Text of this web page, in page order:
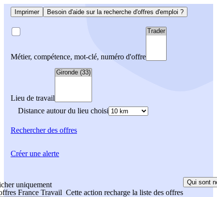
Imprimer Besoin d'aide sur la recherche d'offres d'emploi ?
Métier, compétence, mot-clé, numéro d'offre
Lieu de travail
Distance autour du lieu choisi
Rechercherdes offres
uniquement
France Travail Cette action recharge la liste des offres
Qui sont
Créer une alerte